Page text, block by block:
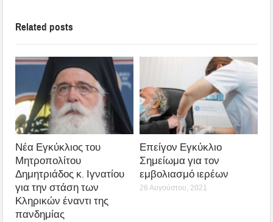
Related posts
Νέα Εγκύκλιος του
Μητροπολίτου
Δημητριάδος κ. Ιγνατίου
για την στάση των
Κληρικών έναντι της
πανδημίας
Επείγον Εγκύκλιο
Σημείωμα για τον
εμβολιασμό ιερέων
26 Αυγούστου, 2021